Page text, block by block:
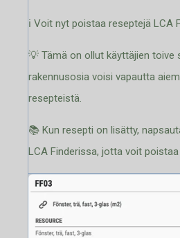
ℹ️ Voit nyt poistaa reseptejä LCA
💡 Tämä on ollut käyttäjien toive
rakennusosia voisi vapautta
resepteistä.
📚 Kun resepti on lisätty,
LCA Finderissa, jotta voit poistaa